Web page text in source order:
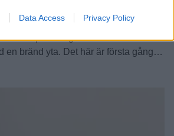
Data Access Privacy Policy
är en spansk ugnsbakad cheesecake
en bränd yta. Det här är första gången